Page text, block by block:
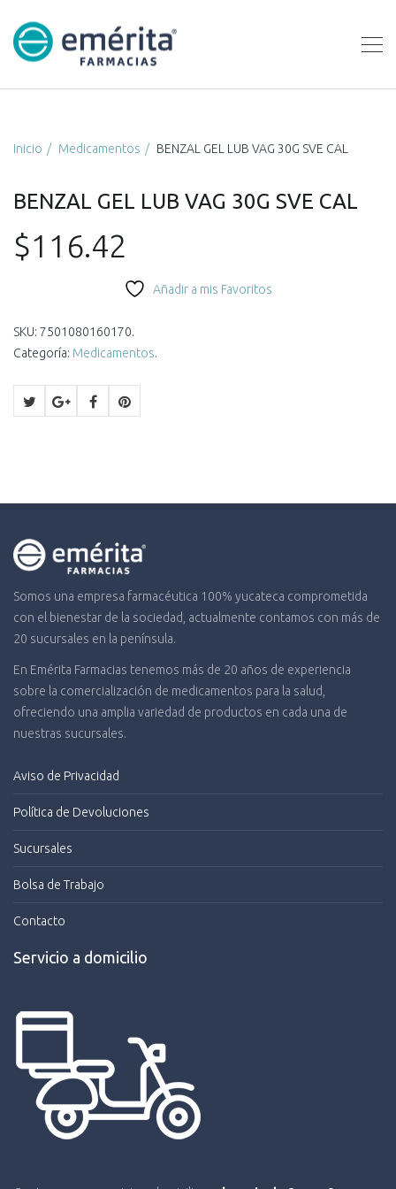
Inicio Medicamentos BENZAL GEL LUB VAG 30G SVE CAL
BENZAL GEL LUB VAG 30G SVE CAL
$116.42
Añadir a mis Favoritos
SKU: 7501080160170.
Categoría: Medicamentos.
Somos una empresa farmacéutica 100% yucateca comprometida
con el bienestar de la sociedad, actualmente contamos con más de
20 sucursales en la península.
En Emérita Farmacias tenemos más de 20 años de experiencia
sobre la comercialización de medicamentos para la salud,
ofreciendo una amplia variedad de productos en cada una de
nuestras sucursales.
Aviso de Privacidad
Política de Devoluciones
Sucursales
Bolsa de Trabajo
Contacto
Servicio a domicilio